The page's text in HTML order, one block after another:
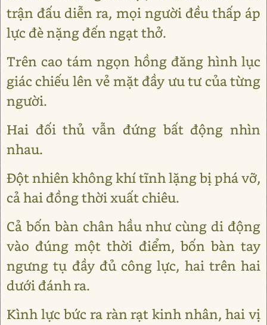
trận đấu diễn ra, mọi người đều thấp áp
lực đè nặng đến ngạt thở.
Trên cao tám ngọn hồng đăng hình lục
giác chiếu lên vẻ mặt đầy ưu tư của từng
người.
Hai đối thủ vẫn đứng bất động nhìn
nhau.
Đột nhiên không khí tĩnh lặng bị phá vỡ,
cả hai đồng thời xuất chiêu.
Cả bốn bàn chân hầu như cùng di động
vào đúng một thời điểm, bốn bàn tay
ngưng tụ đầy đủ công lực, hai trên hai
dưới đánh ra.
Kình lực bức ra ràn rạt kinh nhân, hai vị